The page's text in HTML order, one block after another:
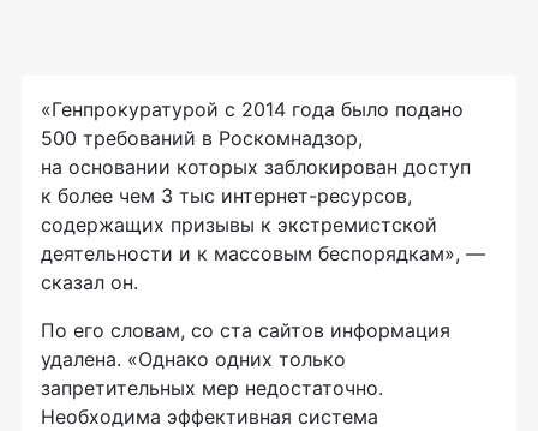
«Генпрокуратурой с 2014 года было подано
500 требований в Роскомнадзор,
на основании которых заблокирован доступ
к более чем 3 тыс интернет-ресурсов,
содержащих призывы к экстремистской
деятельности и к массовым беспорядкам», —
сказал он.
По его словам, со ста сайтов информация
удалена. «Однако одних только
запретительных мер недостаточно.
Необходима эффективная система